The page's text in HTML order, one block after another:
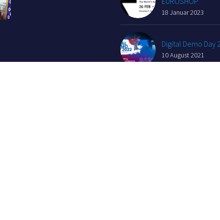
18 Januar 2023
Digital Demo Day
10 August 2021